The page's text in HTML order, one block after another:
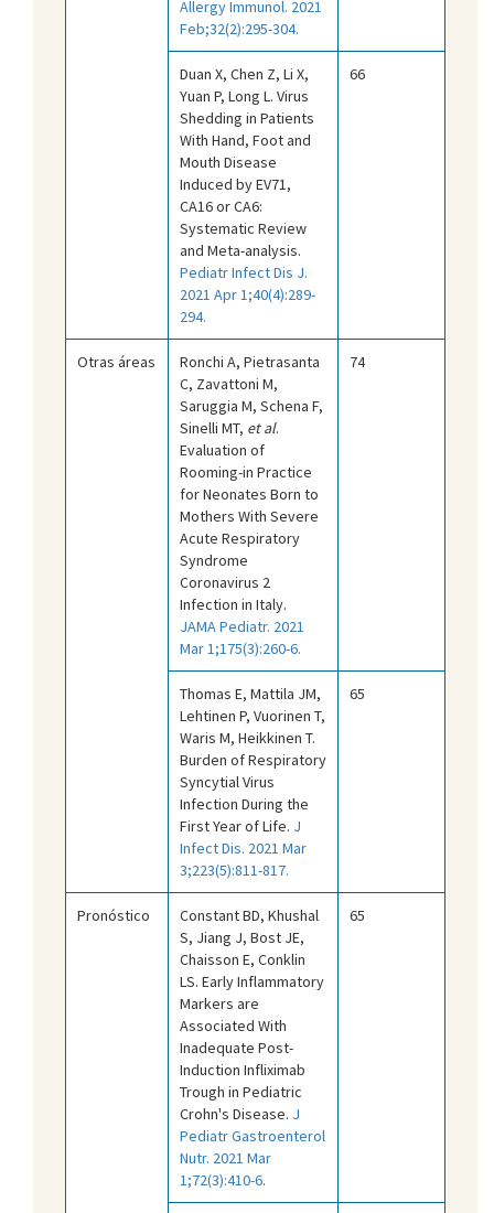
Allergy Immunol. 2021
Feb;32(2):295-304.
Duan X, Chen Z, Li X,
Yuan P, Long L. Virus
Shedding in Patients
With Hand, Foot and
Mouth Disease
Induced by EV71,
CA16 or CA6:
Systematic Review
and Meta-analysis.
Pediatr Infect Dis J.
2021 Apr 1;40(4):289-
294.
66
Otras áreas
Ronchi A, Pietrasanta
C, Zavattoni M,
Saruggia M, Schena F,
Sinelli MT, et al.
Evaluation of
Rooming-in Practice
for Neonates Born to
Mothers With Severe
Acute Respiratory
Syndrome
Coronavirus 2
Infection in Italy.
JAMA Pediatr. 2021
Mar 1;175(3):260-6.
74
Thomas E, Mattila JM,
Lehtinen P, Vuorinen T,
Waris M, Heikkinen T.
Burden of Respiratory
Syncytial Virus
Infection During the
First Year of Life. J
Infect Dis. 2021 Mar
3;223(5):811-817.
65
Pronóstico
Constant BD, Khushal
S, Jiang J, Bost JE,
Chaisson E, Conklin
LS. Early Inflammatory
Markers are
Associated With
Inadequate Post-
Induction Infliximab
Trough in Pediatric
Crohn's Disease. J
Pediatr Gastroenterol
Nutr. 2021 Mar
1;72(3):410-6.
65